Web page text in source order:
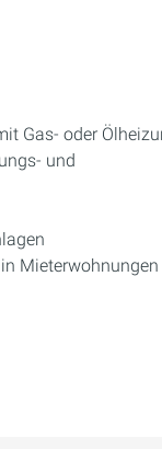
Gas- oder
und